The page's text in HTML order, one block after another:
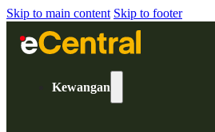
Skip to main content Skip to footer
Kewangan